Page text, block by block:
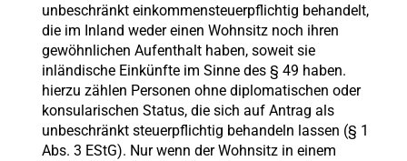
unbeschränkt einkommensteuerpflichtig behandelt,
die im Inland weder einen Wohnsitz noch ihren
gewöhnlichen Aufenthalt haben, soweit sie
inländische Einkünfte im Sinne des § 49 haben.
hierzu zählen Personen ohne diplomatischen oder
konsularischen Status, die sich auf Antrag als
unbeschränkt steuerpflichtig behandeln lassen (§ 1
Abs. 3 EStG). Nur wenn der Wohnsitz in einem